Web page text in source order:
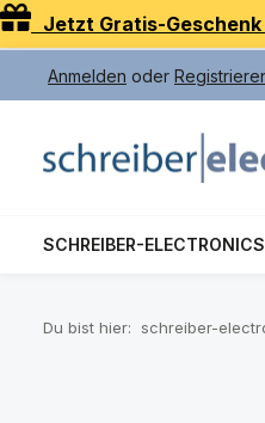
Hauptinhalt springen
Zur Suche springen
Zur Hauptnavigation
Jetzt Gratis-Geschenk
Anmelden oder
SCHREIBER-ELECTRONICS
Du bist hier: schreiber-